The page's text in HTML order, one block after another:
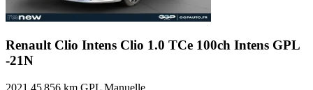
Renault Clio Intens Clio 1.0 TCe 100ch Intens GPL
-21N
2021 45 856 km GPL Manuelle